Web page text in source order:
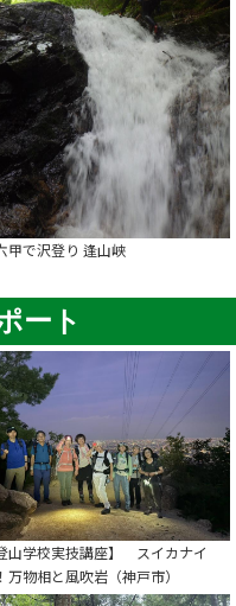
甲で沢登り 逢山峡
ート
登山学校実技講座】 スイカナイ
万物相と風吹岩（神戸市）